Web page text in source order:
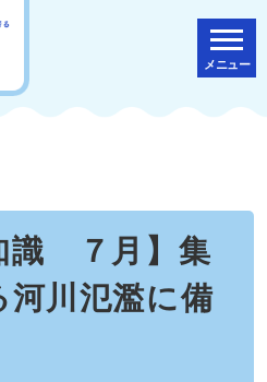
メニュー
識 ７月】集
河川氾濫に備